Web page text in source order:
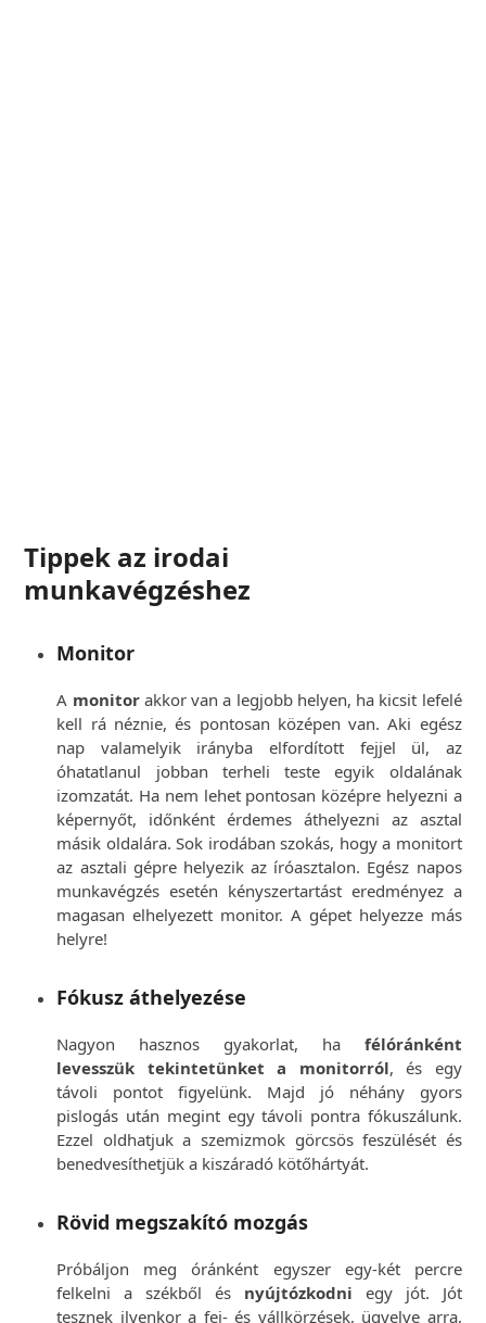
Tippek az irodai
munkavégzéshez
Monitor
A monitorakkor van a legjobb helyen, ha kicsit lefelé
kell rá néznie, és pontosan középen van. Aki egész
nap valamelyik irányba elfordított fejjel ül, az
óhatatlanul jobban terheli teste egyik oldalának
izomzatát. Ha nem lehet pontosan középre helyezni a
képernyőt, időnként érdemes áthelyezni az asztal
másik oldalára. Sok irodában szokás, hogy a monitort
az asztali gépre helyezik az íróasztalon. Egész napos
munkavégzés esetén kényszertartást eredményez a
magasan elhelyezett monitor. A gépet helyezze más
helyre!
Fókusz áthelyezése
Nagyon hasznos gyakorlat, ha félóránként
levesszük tekintetünket a monitorról, és egy
távoli pontot figyelünk. Majd jó néhány gyors
pislogás után megint egy távoli pontra fókuszálunk.
Ezzel oldhatjuk a szemizmok görcsös feszülését és
benedvesíthetjük a kiszáradó kötőhártyát.
Rövid megszakító mozgás
Próbáljon meg óránként egyszer egy-két percre
felkelni a székből és nyújtózkodni egy jót. Jót
tesznek ilyenkor a fej- és vállkörzések, ügyelve arra,